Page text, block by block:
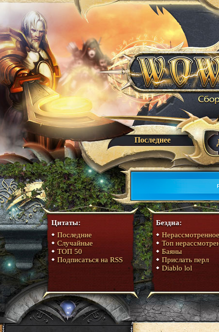
Последнее
Цитаты:
Последние
Случайные
ТОП 50
Подписаться на RSS
Бездна:
Нерассмотренное
Топ
Баяны
Прислать перл
Diablo lol